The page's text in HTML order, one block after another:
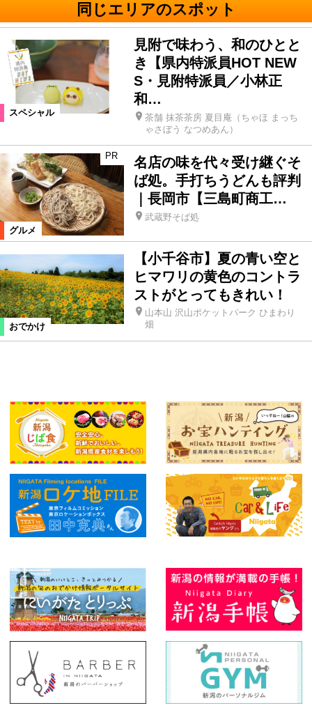
同じエリアのスポット
スペシャル
見附で味わう、和のひとと
き【県内特派員HOT NEW
S・見附特派員／小林正
和…
茶舗 抹茶茶房 夏目庵（ちゃほ まっち
ゃさぼう なつめあん）
グルメ
PR
名店の味を代々受け継ぐそ
ば処。手打ちうどんも評判
｜長岡市【三島町商工…
武蔵野そば処
おでかけ
【小千谷市】夏の青い空と
ヒマワリの黄色のコントラ
ストがとってもきれい！
山本山 沢山ポケットパーク ひまわり
畑